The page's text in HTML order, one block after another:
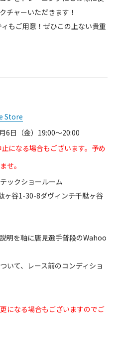
チャーいただきます！
もご用意！ぜひこの上ない貴重
Store
6日（金）19:00～20:00
になる場合もございます。予め
せ。
ックショールーム
ヶ谷1-30-8ダヴィンチ千駄ヶ谷
明を軸に唐見選手普段のWahoo
いて、レース前のコンディショ
になる場合もございますのでご